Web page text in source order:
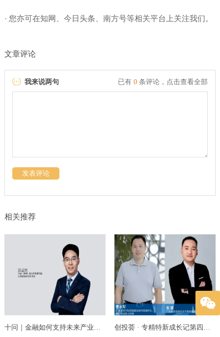
· 您亦可在知网、今日头条、南方号等相关平台上关注我们。
文章评论
我来说两句 已有 0 条评论， 点击查看全部
发表评论
相关推荐
十问｜金融如何支持未来产业高质量发展？ 创投荟 · 专精特新成长记第四季 ⑤｜数字化赋...